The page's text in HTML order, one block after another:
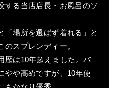
する当店店長・お風呂のソ
「場所を選ばず着れる」と
スプレンディー。
歴は10年超えました。バ
やや高めですが、10年使